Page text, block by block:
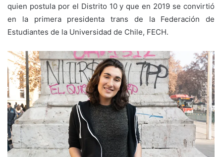
quien postula por el Distrito 10 y que en 2019 se convirtió
en la primera presidenta trans de la Federación de
Estudiantes de la Universidad de Chile, FECH.